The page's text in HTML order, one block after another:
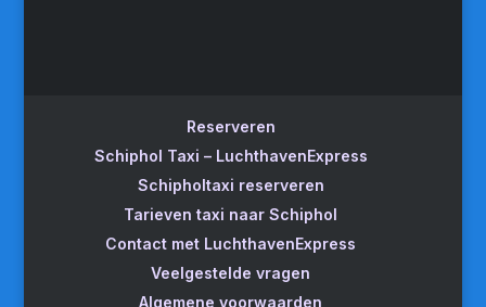
Reserveren
Schiphol Taxi – LuchthavenExpress
Schipholtaxi reserveren
Tarieven taxi naar Schiphol
Contact met LuchthavenExpress
Veelgestelde vragen
Algemene voorwaarden